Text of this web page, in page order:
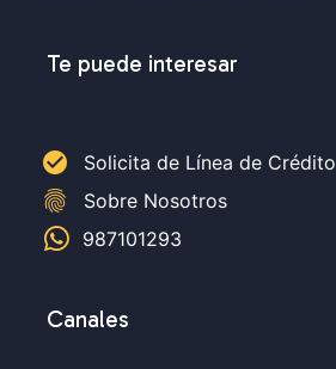
Te puede interesar
check_circle Solicita de Línea de Crédito
fingerprint
Sobre Nosotros
987101293
Canales